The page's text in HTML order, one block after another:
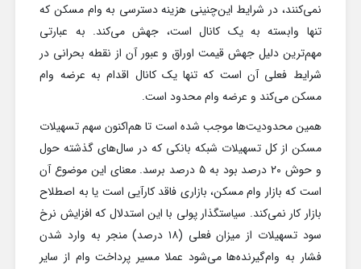
نمی‌کنند، در شرایط این‌چنینی هزینه دسترسی به وام مسکن که
تنها وابسته به یک کانال است، جهش می‌کند. به عبارتی
مهم‌ترین دلیل جهش قیمت اوراق و عبور آن از نقطه بحرانی در
شرایط فعلی آن است که تنها یک کانال اقدام به عرضه وام
مسکن می‌کند و عرضه وام محدود است.
همین محدودیت‌ها موجب شده است تا هم‌اکنون سهم تسهیلات
مسکن از کل تسهیلات شبکه بانکی که در سال‌های گذشته حول
و حوش ۲۰ درصد بود به ۵ درصد برسد. معنای این موضوع آن
است که بازار وام مسکن، بازاری فاقد کارآیی است یا به اصطلاح
بازار کار نمی‌کند. سیاستگذار پولی با این استدلال که افزایش نرخ
سود تسهیلات از میزان فعلی (۱۸ درصد) منجر به وارد شدن
فشار به وام‌گیرنده‌ها می‌شود عملا مسیر پرداخت وام از سایر